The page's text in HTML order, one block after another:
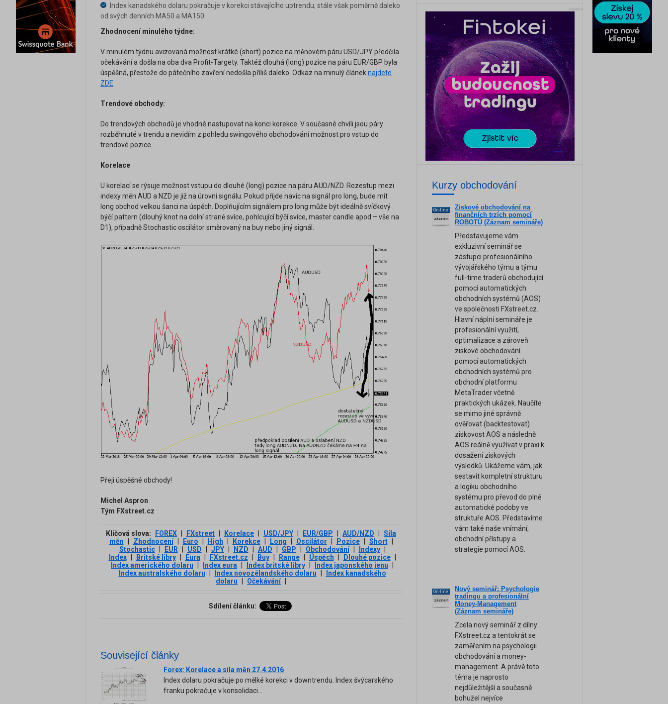
Index kanadského dolaru pokračuje v korekci stávajícího uptrendu, stále však poměrně daleko
od svých denních MA50 a MA150
Zhodnocení minulého týdne:
V minulém týdnu avizovaná možnost krátké (short) pozice na měnovém páru USD/JPY předčila
očekávání a došla na oba dva Profit-Targety. Taktéž dlouhá (long) pozice na páru EUR/GBP byla
úspěšná, přestože do pátečního zavření nedošla příliš daleko. Odkaz na minulý článeknajdete
ZDE.
Trendové obchody:
Do trendových obchodů je vhodné nastupovat na konci korekce. V současné chvíli jsou páry
rozběhnuté v trendu a nevidím z pohledu swingového obchodování možnost pro vstup do
trendové pozice.
Korelace
U korelací se rýsuje možnost vstupu do dlouhé (long) pozice na páru AUD/NZD. Rozestup mezi
indexy měn AUD a NZD je již na úrovni signálu. Pokud přijde navíc na signál pro long, bude mít
long obchod velkou šanci na úspěch. Doplňujícím signálem pro long může být ideálně svíčkový
býčí pattern (dlouhý knot na dolní straně svíce, pohlcující býčí svíce, master candle apod – vše na
D1), případně Stochastic oscilátor směrovaný na buy nebo jiný signál.
Přeji úspěšné obchody!
Michel Aspron
Tým FXstreet.cz
Klíčová slova: FOREX FXstreet Korelace USD/JPY EUR/GBP AUD/NZD
Síla
měn
Zhodnocení Euro High Korekce Long Oscilátor Pozice Short
Stochastic
EUR USD JPY NZD AUD GBP Obchodování Indexy
Index
Britské libry Eura FXstreet.cz Buy Range Úspěch Dlouhé pozice
Index amerického dolaru
Index eura Index britské libry Index japonského jenu
Index australského dolaru
Index novozélandského dolaru
Index kanadského
dolaru
Očekávání
Sdílení článku:
Související články
Forex: Korelace a síla měn 27.4.2016
Index dolaru pokračuje po mělké korekci v downtrendu. Index švýcarského
franku pokračuje v konsolidaci...
reklama
Kurzy obchodování
On-line
záznam
Ziskové obchodování na
finančních trzích pomocí
ROBOTŮ (Záznam semináře)
Představujeme vám
exkluzivní seminář se
zástupci profesionálního
vývojářského týmu a týmu
full-time traderů obchodující
pomocí automatických
obchodních systémů (AOS)
ve společnosti FXstreet.cz.
Hlavní náplní semináře je
profesionální využití,
optimalizace a zároveň
ziskové obchodování
pomocí automatických
obchodních systémů pro
obchodní platformu
MetaTrader včetně
praktických ukázek. Naučíte
se mimo jiné správně
ověřovat (backtestovat)
ziskovost AOS a následně
AOS reálně využívat v praxi k
dosažení ziskových
výsledků. Ukážeme vám, jak
sestavit kompletní strukturu
a logiku obchodního
systému pro převod do plně
automatické podoby ve
struktuře AOS. Představíme
vám také naše vnímání,
obchodní přístupy a
strategie pomocí AOS.
On-line
záznam
Nový seminář: Psychologie
tradingu a profesionální
Money-Management
(Záznam semináře)
Zcela nový seminář z dílny
FXstreet.cz a tentokrát se
zaměřením na psychologii
obchodování a money-
management. A právě toto
téma je naprosto
nejdůležitější a současně
bohužel nejvíce